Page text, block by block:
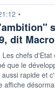
•
dit
chefs
que le
rapide et
affiche